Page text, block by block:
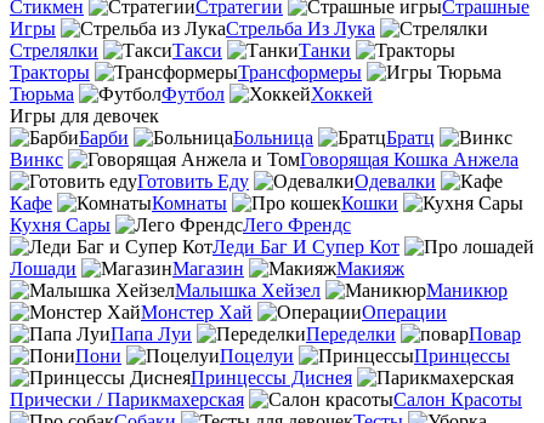
Стикмен
Стратегии
Страшные
Игры
Стрельба Из Лука
Стрелялки
Такси
Танки
Тракторы
Трансформеры
Тюрьма
Футбол
Хоккей
Игры для девочек
Барби
Больница
Братц
Винкс
Говорящая Кошка Анжела
Готовить Еду
Одевалки
Кафе
Комнаты
Кошки
Кухня Сары
Лего Френдс
Леди Баг И Супер Кот
Лошади
Магазин
Макияж
Малышка Хейзел
Маникюр
Монстер Хай
Операции
Папа Луи
Переделки
Повар
Пони
Поцелуи
Принцессы
Принцессы Диснея
Прически / Парикмахерская
Салон Красоты